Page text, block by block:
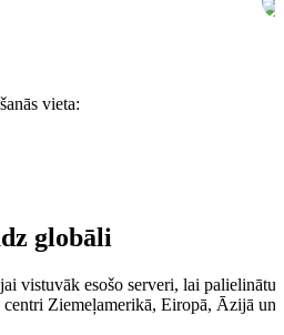
vieta:
globāli
vistuvāk esošo serveri, lai palielinātu
Ziemeļamerikā, Eiropā, Āzijā un